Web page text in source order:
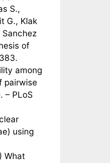
S.,
G., Klak
Sanchez
of
among
pairwise
– PLoS
using
What